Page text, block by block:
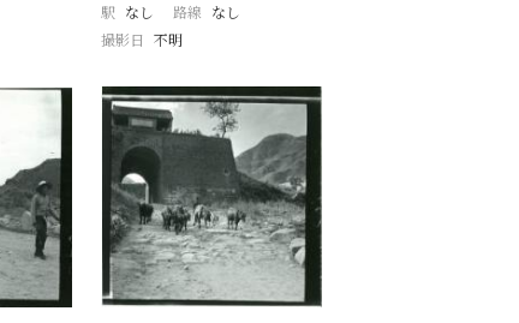
駅 なし 路線 なし
撮影日 不明